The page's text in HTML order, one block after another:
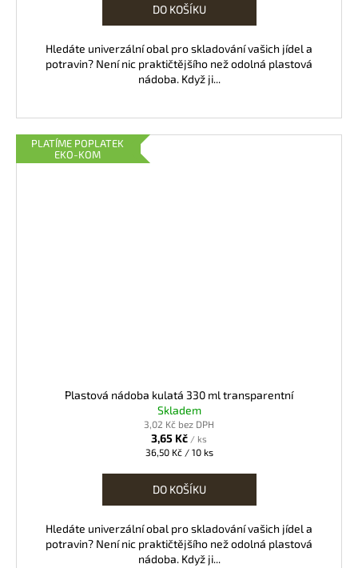
DO KOŠÍKU
Hledáte univerzální obal pro skladování vašich jídel a
potravin? Není nic praktičtějšího než odolná plastová
nádoba. Když ji...
PLATÍME POPLATEK
EKO-KOM
Plastová nádoba kulatá 330 ml transparentní
Skladem
3,02 Kč bez DPH
3,65 Kč / ks
Měrná
36,50 Kč / 10 ks
DO KOŠÍKU
Hledáte univerzální obal pro skladování vašich jídel a
potravin? Není nic praktičtějšího než odolná plastová
nádoba. Když ji...